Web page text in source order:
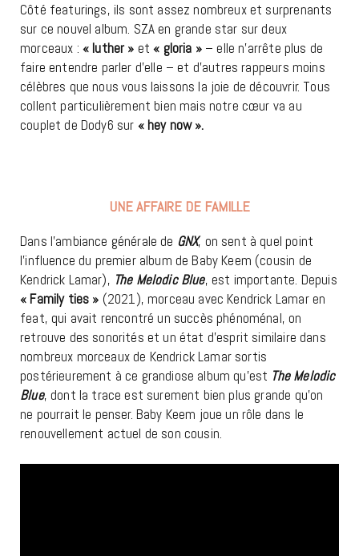
Côté featurings, ils sont assez nombreux et surprenants
sur ce nouvel album. SZA en grande star sur deux
morceaux : « luther » et « gloria »– elle n’arrête plus de
faire entendre parler d’elle – et d’autres rappeurs moins
célèbres que nous vous laissons la joie de découvrir. Tous
collent particulièrement bien mais notre cœur va au
couplet de Dody6 sur « hey now ».
UNE AFFAIRE DE FAMILLE
Dans l’ambiance générale de GNX, on sent à quel point
l’influence du premier album de Baby Keem (cousin de
Kendrick Lamar), The Melodic Blue, est importante. Depuis
« Family ties » (2021), morceau avec Kendrick Lamar en
feat, qui avait rencontré un succès phénoménal, on
retrouve des sonorités et un état d’esprit similaire dans
nombreux morceaux de Kendrick Lamar sortis
postérieurement à ce grandiose album qu’est The Melodic
Blue, dont la trace est surement bien plus grande qu’on
ne pourrait le penser. Baby Keem joue un rôle dans le
renouvellement actuel de son cousin.